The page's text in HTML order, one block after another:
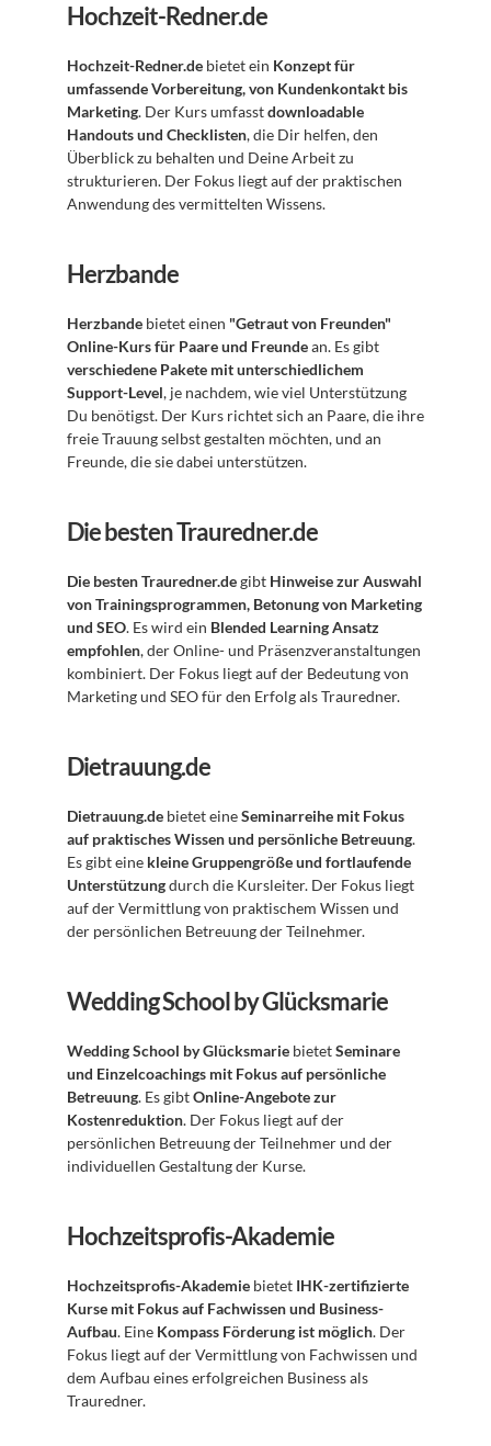
Hochzeit-Redner.de
Hochzeit-Redner.de bietet ein Konzept für
umfassende Vorbereitung, von Kundenkontakt bis
Marketing. Der Kurs umfasst downloadable
Handouts und Checklisten, die Dir helfen, den
Überblick zu behalten und Deine Arbeit zu
strukturieren. Der Fokus liegt auf der praktischen
Anwendung des vermittelten Wissens.
Herzbande
Herzbande bietet einen "Getraut von Freunden"
Online-Kurs für Paare und Freunde
verschiedene Pakete mit unterschiedlichem
Support-Level, je nachdem, wie viel Unterstützung
Du benötigst. Der Kurs richtet sich an Paare, die ihre
freie Trauung selbst gestalten möchten, und an
Freunde, die sie dabei unterstützen.
Die besten Trauredner.de
Die besten Trauredner.de gibt Hinweise zur Auswahl
von Trainingsprogrammen, Betonung von Marketing
und SEO. Es wird ein Blended Learning Ansatz
empfohlen, der Online- und Präsenzveranstaltungen
kombiniert. Der Fokus liegt auf der Bedeutung von
Marketing und SEO für den Erfolg als Trauredner.
Dietrauung.de
Dietrauung.de bietet eine Seminarreihe mit Fokus
auf praktisches Wissen und persönliche Betreuung.
Es gibt eine kleine Gruppengröße und fortlaufende
Unterstützung durch die Kursleiter. Der Fokus liegt
auf der Vermittlung von praktischem Wissen und
der persönlichen Betreuung der Teilnehmer.
Wedding School by Glücksmarie
Wedding School by Glücksmarie bietet Seminare
und Einzelcoachings mit Fokus auf persönliche
Betreuung. Es gibt Online-Angebote zur
Kostenreduktion. Der Fokus liegt auf der
persönlichen Betreuung der Teilnehmer und der
individuellen Gestaltung der Kurse.
Hochzeitsprofis-Akademie
Hochzeitsprofis-Akademie bietet IHK-zertifizierte
Kurse mit Fokus auf Fachwissen und Business-
Aufbau. Eine Kompass Förderung ist möglich. Der
Fokus liegt auf der Vermittlung von Fachwissen und
dem Aufbau eines erfolgreichen Business als
Trauredner.